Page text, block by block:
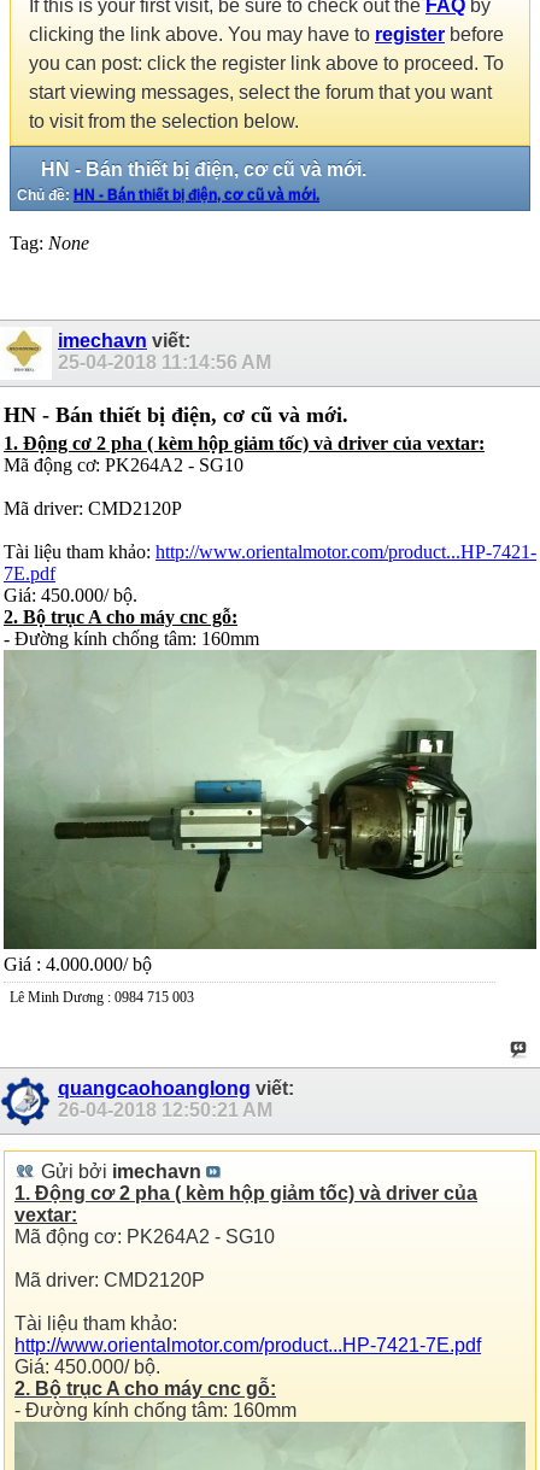
If this is your first visit, be sure to check out the FAQ by
clicking the link above. You may have to register before
you can post: click the register link above to proceed. To
start viewing messages, select the forum that you want
to visit from the selection below.
HN - Bán thiết bị điện, cơ cũ và mới.
Chủ đề: HN - Bán thiết bị điện, cơ cũ và mới.
Tag: None
imechavn viết:
25-04-2018 11:14:56 AM
HN - Bán thiết bị điện, cơ cũ và mới.
1. Động cơ 2 pha ( kèm hộp giảm tốc) và driver của vextar:
Mã động cơ: PK264A2 - SG10
Mã driver: CMD2120P
Tài liệu tham khảo: http://www.orientalmotor.com/product...HP-7421-
7E.pdf
Giá: 450.000/ bộ.
2. Bộ trục A cho máy cnc gỗ:
- Đường kính chống tâm: 160mm
Giá : 4.000.000/ bộ
Lê Minh Dương : 0984 715 003
quangcaohoanglong viết:
26-04-2018 12:50:21 AM
Gửi bởi imechavn
1. Động cơ 2 pha ( kèm hộp giảm tốc) và driver của
vextar:
Mã động cơ: PK264A2 - SG10
Mã driver: CMD2120P
Tài liệu tham khảo:
http://www.orientalmotor.com/product...HP-7421-7E.pdf
Giá: 450.000/ bộ.
2. Bộ trục A cho máy cnc gỗ:
- Đường kính chống tâm: 160mm